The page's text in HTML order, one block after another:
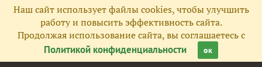
Наш сайт использует файлы cookies, чтобы улучшить
работу и повысить эффективность сайта.
Продолжая использование сайта, вы соглашаетесь с
Политикой конфиденциальности
ок